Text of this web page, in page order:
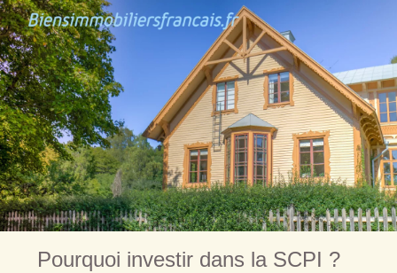
Pourquoi investir dans la SCPI ?